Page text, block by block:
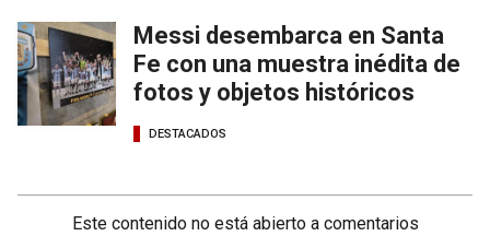
Messi desembarca en Santa
Fe con una muestra inédita de
fotos y objetos históricos
DESTACADOS
Este contenido no está abierto a comentarios